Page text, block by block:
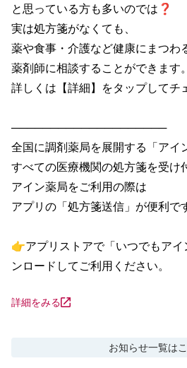
と思っている方も多いのでは❓
実は処方箋がなくても、
薬や食事・介護など健康にまつわ
薬剤師に相談することができます。
詳しくは【詳細】をタップしてチ
────────────────────
全国に調剤薬局を展開する「アイ
すべての医療機関の処方箋を受け
アイン薬局をご利用の際は
アプリの「処方箋送信」が便利で
👉アプリストアで「いつでもア
ンロードしてご利用ください。
詳細をみる
お知らせ一覧は